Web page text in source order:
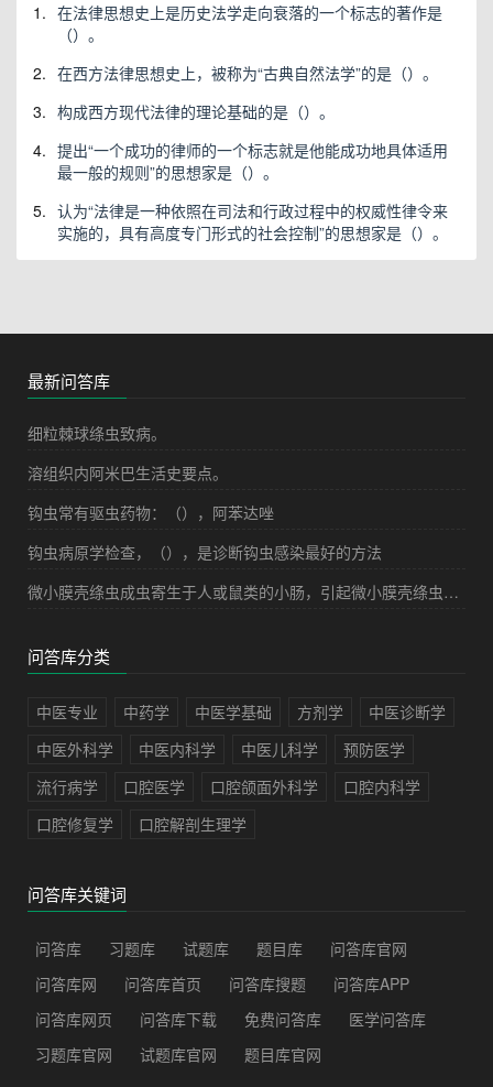
1. 在法律思想史上是历史法学走向衰落的一个标志的著作是
（）。
2. 在西方法律思想史上，被称为“古典自然法学”的是（）。
3. 构成西方现代法律的理论基础的是（）。
4. 提出“一个成功的律师的一个标志就是他能成功地具体适用
最一般的规则”的思想家是（）。
5. 认为“法律是一种依照在司法和行政过程中的权威性律令来
实施的，具有高度专门形式的社会控制”的思想家是（）。
最新问答库
细粒棘球绦虫致病。
溶组织内阿米巴生活史要点。
钩虫常有驱虫药物：（），阿苯达唑
钩虫病原学检查，（），是诊断钩虫感染最好的方法
微小膜壳绦虫成虫寄生于人或鼠类的小肠，引起微小膜壳绦虫病，该虫发育无需中间宿主而经虫卵直接感染，亦可通过昆虫（鼠蚤和面粉甲虫）作为（）
问答库分类
中医专业 中药学 中医学基础 方剂学
中医诊断学
中医外科学
中医内科学 中医儿科学
预防医学
流行病学
口腔医学 口腔颌面外科学
口腔内科学
口腔修复学
口腔解剖生理学
问答库关键词
问答库 习题库 试题库 题目库
问答库官网
问答库网
问答库首页 问答库搜题
问答库APP
问答库网页
问答库下载 免费问答库
医学问答库
习题库官网
试题库官网 题目库官网